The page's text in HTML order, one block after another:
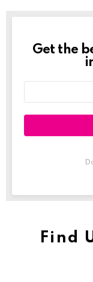
Get the
Find